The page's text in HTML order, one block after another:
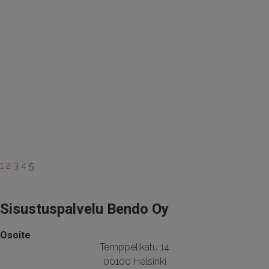
1 2 3 4 5
Sisustuspalvelu Bendo Oy
Osoite
Temppelikatu 14
00100 Helsinki